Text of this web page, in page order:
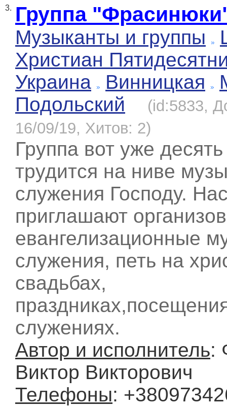
3. Группа
Музыканты и группы
Христиан
Украина
Винницкая
Подольский
(id:5833,
16/09/19, Хитов: 2)
Группа вот уже
трудится на ниве
служения Господу.
приглашают
евангелизационные
служения, петь на
свадьбах,
служениях.
Автор и исполнитель:
Виктор Викторович
Телефоны: